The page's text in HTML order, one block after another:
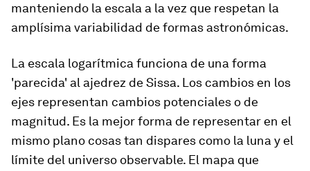
manteniendo la escala a la vez que respetan la
amplísima variabilidad de formas astronómicas.
La escala logarítmica funciona de una forma
'parecida' al ajedrez de Sissa. Los cambios en los
ejes representan cambios potenciales o de
magnitud. Es la mejor forma de representar en el
mismo plano cosas tan dispares como la luna y el
límite del universo observable. El mapa que